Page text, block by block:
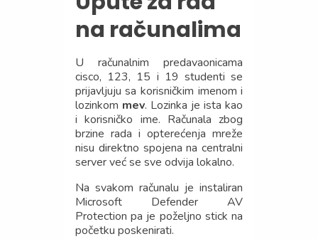
na računalima
U računalnim predavaonicama
cisco, 123, 15 i 19 studenti se
prijavljuju sa korisničkim imenom i
lozinkom mev. Lozinka je ista kao
i korisničko ime. Računala zbog
brzine rada i opterećenja mreže
nisu direktno spojena na centralni
server već se sve odvija lokalno.
Na svakom računalu je instaliran
Microsoft Defender AV
Protection pa je poželjno stick na
početku poskenirati.